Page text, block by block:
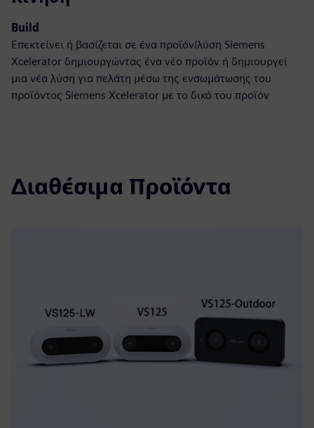
Build
Επεκτείνει ή βασίζεται σε ένα προϊόν/λύση Siemens
Xcelerator δημιουργώντας ένα νέο προϊόν ή δημιουργεί
μια νέα λύση για πελάτη μέσω της ενσωμάτωσης του
προϊόντος Siemens Xcelerator με το δικό του προϊόν
Διαθέσιμα Προϊόντα